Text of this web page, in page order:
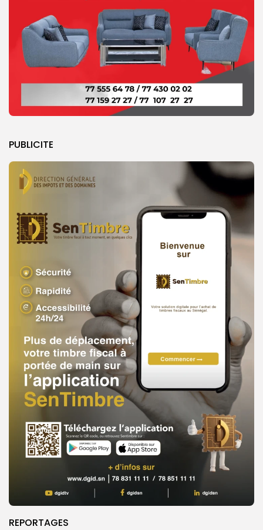
PUBLICITE
REPORTAGES